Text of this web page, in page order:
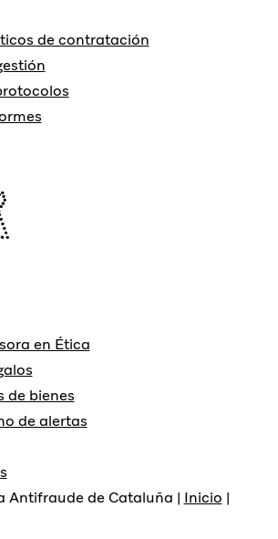
de contratación
en Ética
de bienes
de alertas
Antifraude de Cataluña | Inicio |